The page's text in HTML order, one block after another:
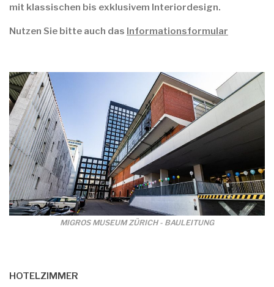
mit klassischen bis exklusivem Interiordesign.
Nutzen Sie bitte auch das Informationsformular
MIGROS MUSEUM ZÜRICH - BAULEITUNG
HOTELZIMMER